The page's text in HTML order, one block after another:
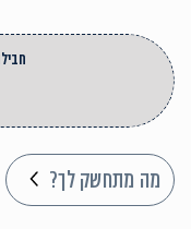
search results.
חבילת 2 יחידות
מה מתחשק לך?